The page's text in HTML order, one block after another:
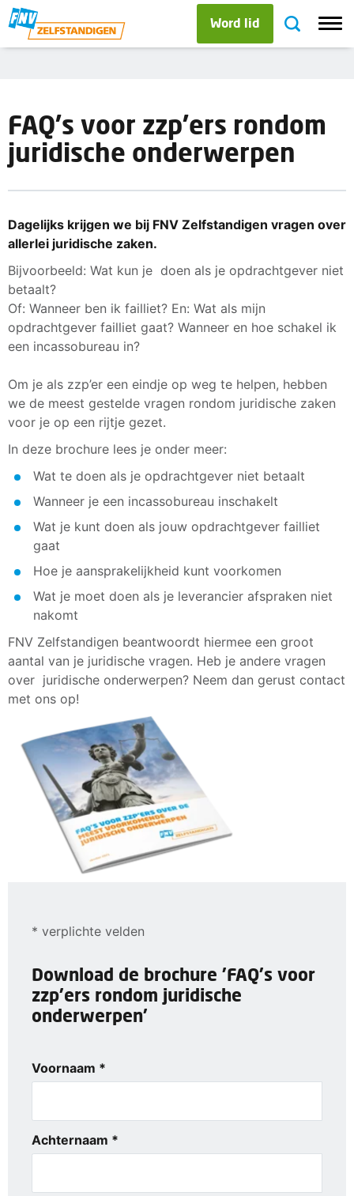
Word lid
FAQ's voor zzp'ers rondom
juridische onderwerpen
Dagelijks krijgen we bij FNV Zelfstandigen vragen over
allerlei juridische zaken.
Bijvoorbeeld: Wat kun je doen als je opdrachtgever niet
betaalt?
Of: Wanneer ben ik failliet? En: Wat als mijn
opdrachtgever failliet gaat? Wanneer en hoe schakel ik
een incassobureau in?
Om je als zzp’er een eindje op weg te helpen, hebben
we de meest gestelde vragen rondom juridische zaken
voor je op een rijtje gezet.
In deze brochure lees je onder meer:
Wat te doen als je opdrachtgever niet betaalt
Wanneer je een incassobureau inschakelt
Wat je kunt doen als jouw opdrachtgever failliet
gaat
Hoe je aansprakelijkheid kunt voorkomen
Wat je moet doen als je leverancier afspraken niet
nakomt
FNV Zelfstandigen beantwoordt hiermee een groot
aantal van je juridische vragen. Heb je andere vragen
over juridische onderwerpen? Neem dan gerust contact
met ons op!
* verplichte velden
Download de brochure 'FAQ's voor
zzp'ers rondom juridische
onderwerpen'
Voornaam *
Achternaam *